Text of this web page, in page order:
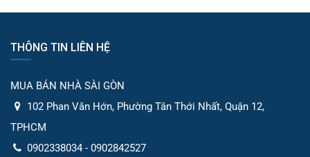
THÔNG TIN LIÊN HỆ
MUA BÁN NHÀ SÀI GÒN
102 Phan Văn Hớn, Phường Tân Thới Nhất, Quận 12,
TPHCM
0902338034 - 0902842527